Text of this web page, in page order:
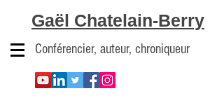
Gaël Chatelain-Berry
Conférencier, auteur, chroniqueur